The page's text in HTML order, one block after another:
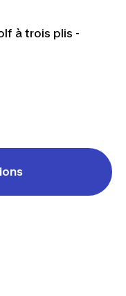
à trois plis -